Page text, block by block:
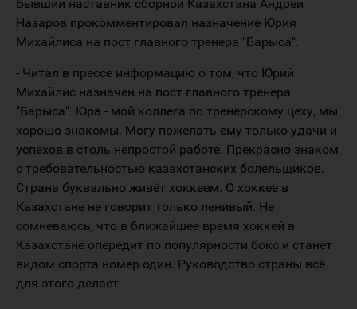
Бывший наставник сборной Казахстана Андрей
Назаров прокомментировал назначение Юрия
Михайлиса на пост главного тренера "Барыса".
- Читал в прессе информацию о том, что Юрий
Михайлис назначен на пост главного тренера
"Барыса". Юра - мой коллега по тренерскому цеху, мы
хорошо знакомы. Могу пожелать ему только удачи и
успехов в столь непростой работе. Прекрасно знаком
с требовательностью казахстанских болельщиков.
Страна буквально живёт хоккеем. О хоккее в
Казахстане не говорит только ленивый. Не
сомневаюсь, что в ближайшее время хоккей в
Казахстане опередит по популярности бокс и станет
видом спорта номер один. Руководство страны всё
для этого делает.